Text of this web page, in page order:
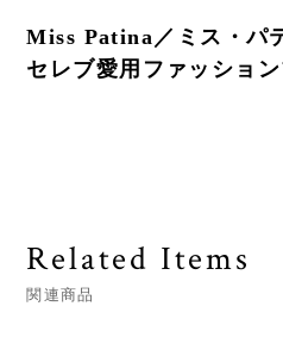
Miss Patina／ミス・パ
セレブ愛用ファッショ
Related Items
関連商品